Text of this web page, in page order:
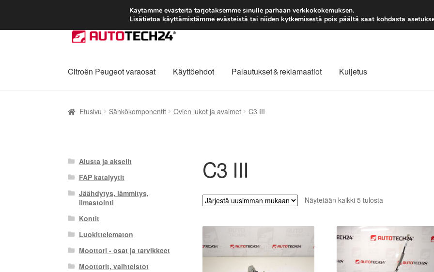
TOIMITUS alkaen 7 EUR
Siirry
navigointiin
Siirry
sisältöön
Citroën Peugeot varaosat Käyttöehdot Palautukset & reklamaatiot Kuljetus
Etusivu Sähkökomponentit Ovien lukot ja avaimet C3 III
C3 III
Näytetään kaikki 5 tulostaSorted
Alusta ja akselit
FAP katalyytit
Jäähdytys, lämmitys,
ilmastointi
Kontit
Luokittelematon
Moottori - osat ja tarvikkeet
Moottorit, vaihteistot
Käytämme evästeitä tarjotaksemme sinulle parhaan verkkokokemuksen.
Lisätietoa käyttämistämme evästeistä tai niiden kytkemisestä pois päältä saat kohdasta